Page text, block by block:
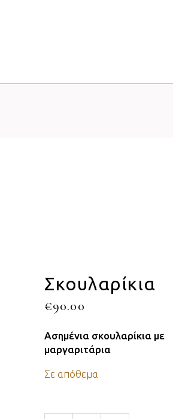
Σκουλαρίκια
€90.00
Ασημένια σκουλαρίκια με
μαργαριτάρια
Σε απόθεμα